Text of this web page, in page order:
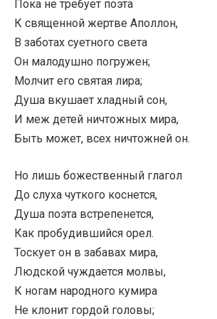
Пока не требует поэта
К священной жертве Аполлон,
В заботах суетного света
Он малодушно погружен;
Молчит его святая лира;
Душа вкушает хладный сон,
И меж детей ничтожных мира,
Быть может, всех ничтожней он.
Но лишь божественный глагол
До слуха чуткого коснется,
Душа поэта встрепенется,
Как пробудившийся орел.
Тоскует он в забавах мира,
Людской чуждается молвы,
К ногам народного кумира
Не клонит гордой головы;